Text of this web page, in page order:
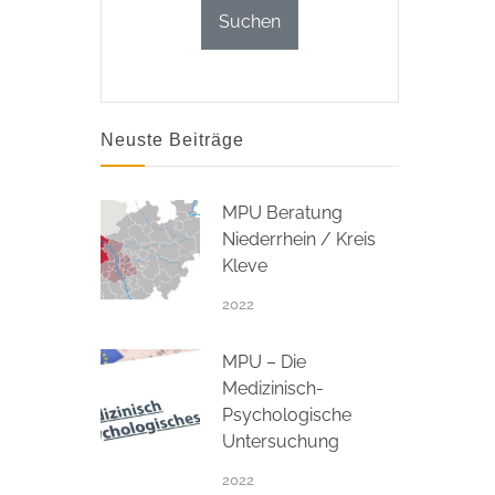
Neuste Beiträge
MPU Beratung
Niederrhein / Kreis
Kleve
2022
MPU – Die
Medizinisch-
Psychologische
Untersuchung
2022